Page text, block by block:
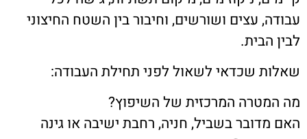
עבודה, עצים ושורשים, וחיבור בין השטח החיצוני
לבין הבית.
שאלות שכדאי לשאול לפני תחילת העבודה:
מה המטרה המרכזית של השיפוץ?
האם מדובר בשביל, חניה, רחבת ישיבה או גינה